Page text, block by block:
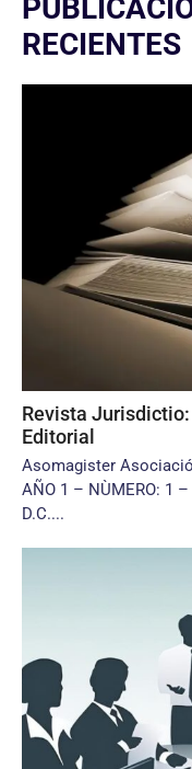
RECIENTES
Revista
Editorial
Asomagister
AÑO 1 – NÙMERO: 1
D.C....